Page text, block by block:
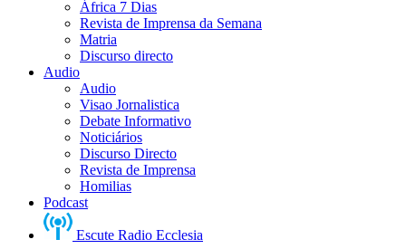
África 7 Dias
Revista de Imprensa da Semana
Matria
Discurso directo
Audio
Audio
Visao Jornalistica
Debate Informativo
Noticiários
Discurso Directo
Revista de Imprensa
Homilias
Podcast
Escute Radio Ecclesia